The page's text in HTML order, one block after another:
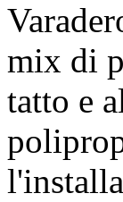
mix di
tatto e